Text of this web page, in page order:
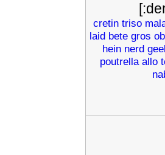
cretin triso
laid bete gros
hein nerd
poutrella allo